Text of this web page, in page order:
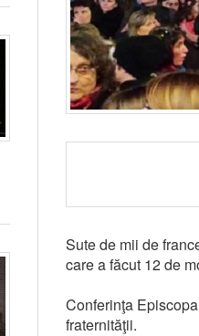
Sute de mii de
care a făcut 12 de
Conferinţa
fraternităţii.